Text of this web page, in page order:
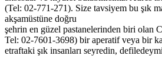
(Tel: 02-771-271). Size tavsiyem bu şık
akşamüstüne doğru
şehrin en güzel pastanelerinden biri olan
Tel: 02-7601-3698) bir aperatif veya bir
etraftaki şık insanları seyredin,